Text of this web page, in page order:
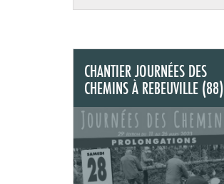
CHANTIER JOURNÉES DES
CHEMINS À REBEUVILLE (88)